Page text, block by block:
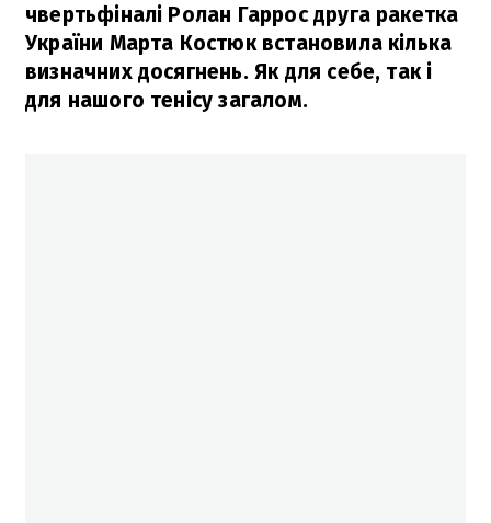
чвертьфіналі Ролан Гаррос друга ракетка
України Марта Костюк встановила кілька
визначних досягнень. Як для себе, так і
для нашого тенісу загалом.